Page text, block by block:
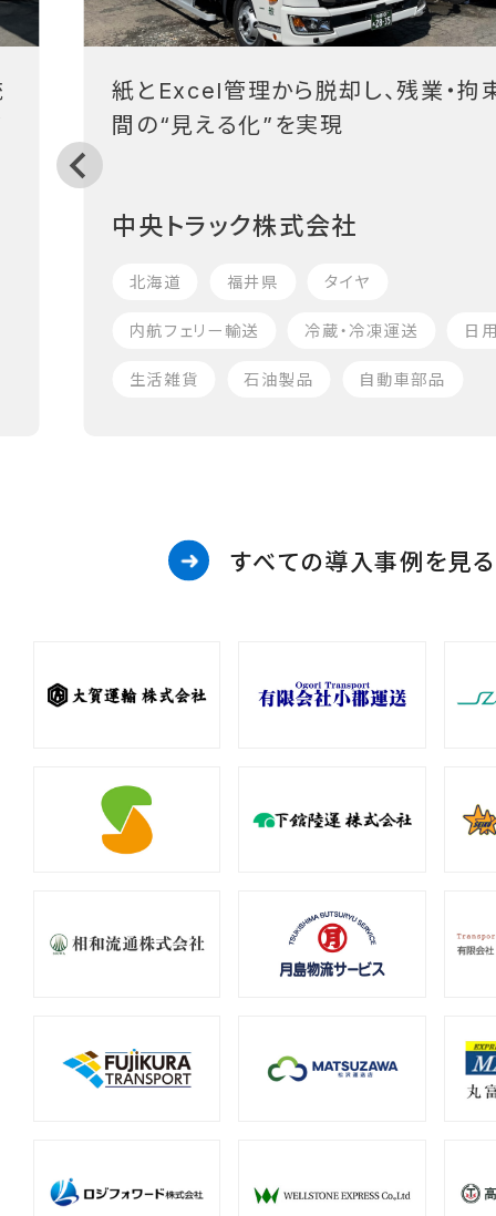
紙とExcel管理から脱却し、残業・拘
間の“見える化”を実現
中央トラック株式会社
北海道 福井県 タイヤ
内航フェリー輸送 冷蔵・冷凍運送 日
生活雑貨 石油製品 自動車部品
すべての導入事例を見る